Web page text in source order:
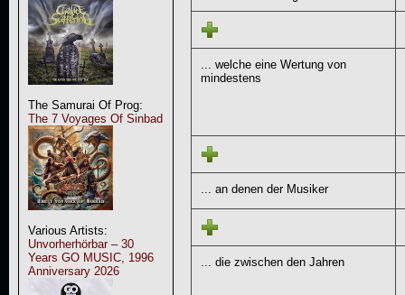
The Samurai Of Prog:
The 7 Voyages Of Sinbad
Various Artists:
Unvorherhörbar – 30
Years GO MUSIC, 1996
Anniversary 2026
... welche eine Wertung von
mindestens
... an denen der Musiker
... die zwischen den Jahren